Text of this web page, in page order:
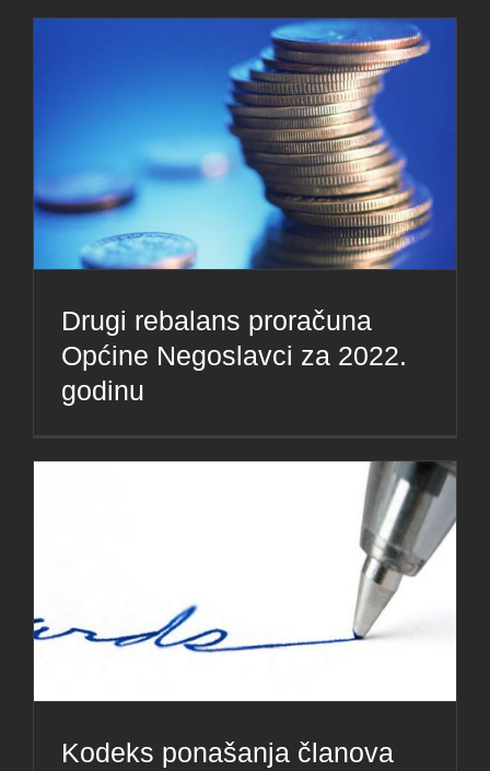
Drugi rebalans proračuna
Općine Negoslavci za 2022.
godinu
Kodeks ponašanja članova